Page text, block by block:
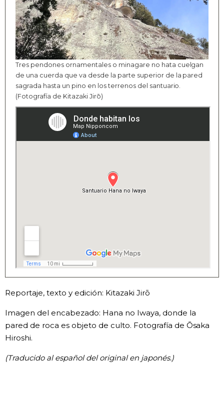
Tres pendones ornamentales o minagare no hata cuelgan
de una cuerda que va desde la parte superior de la pared
sagrada hasta un pino en los terrenos del santuario.
(Fotografía de Kitazaki Jirō)
Reportaje, texto y edición: Kitazaki Jirō
Imagen del encabezado: Hana no Iwaya, donde la
pared de roca es objeto de culto. Fotografía de Ōsaka
Hiroshi.
(Traducido al español del original en japonés.)